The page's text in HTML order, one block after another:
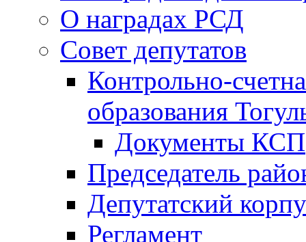
О наградах РСД
Совет депутатов
Контрольно-
образования
Документы КСП
Председатель
Депутатский
Регламент